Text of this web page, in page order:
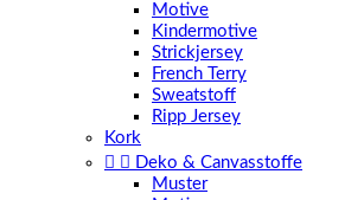
Motive
Kindermotive
Strickjersey
French Terry
Sweatstoff
Ripp Jersey
Kork
  Deko & Canvasstoffe
Muster